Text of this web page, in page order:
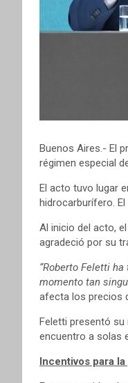
Buenos Aires.- El
régimen especial
El acto tuvo lugar
hidrocarburífero.
Al inicio del acto,
agradeció por su
“Roberto Feletti
momento tan
afecta los precios
Feletti presentó
encuentro a solas
Incentivos para